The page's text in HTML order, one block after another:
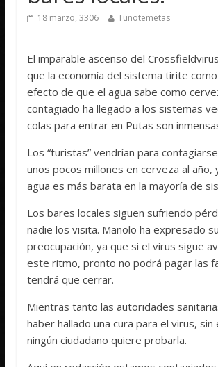
18 marzo, 3306 Tunotemetas
El imparable ascenso del
que la economía del sistema tirite como
efecto de que el agua sabe como
contagiado ha llegado a los sistemas
colas para entrar en Putas son
Los “turistas” vendrían para
unos pocos millones en cerveza al año,
agua es más barata en la mayoría de
Los bares locales siguen sufriendo
nadie los visita. Manolo ha expresado su
preocupación, ya que si el virus sigue
este ritmo, pronto no podrá pagar las
tendrá que cerrar.
Mientras tanto las autoridades
haber hallado una cura para el virus, sin
ningún ciudadano quiere probarla.